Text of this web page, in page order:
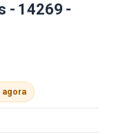
- 14269 -
agora